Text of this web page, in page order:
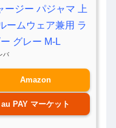
ージー パジャマ 上
ームウェア兼用 ラ
グレー M-L
バ
Amazon
au PAY マーケット